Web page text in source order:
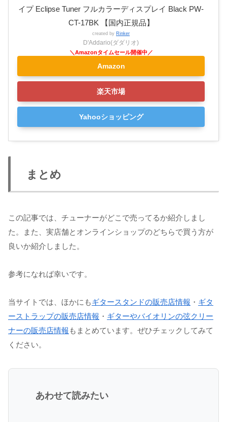
イプ Eclipse Tuner フルカラーディスプレイ Black PW-
CT-17BK 【国内正規品】
created by Rinker
D'Addario(ダダリオ)
Amazon
楽天市場
Yahooショッピング
まとめ
この記事では、チューナーがどこで売ってるか紹介しまし
た。また、実店舗とオンラインショップのどちらで買う方が
良いか紹介しました。
参考になれば幸いです。
当サイトでは、ほかにもギタースタンドの販売店情報 ・ ギタ
ーストラップの販売店情報 ・ ギターやバイオリンの弦クリー
ナーの販売店情報 もまとめています。ぜひチェックしてみて
ください。
あわせて読みたい